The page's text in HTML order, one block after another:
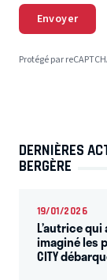
Envoyer
Protégé par
DERNIÈRES
BERGÈRE
19/01/2026
L’autrice
imaginé les
CITY